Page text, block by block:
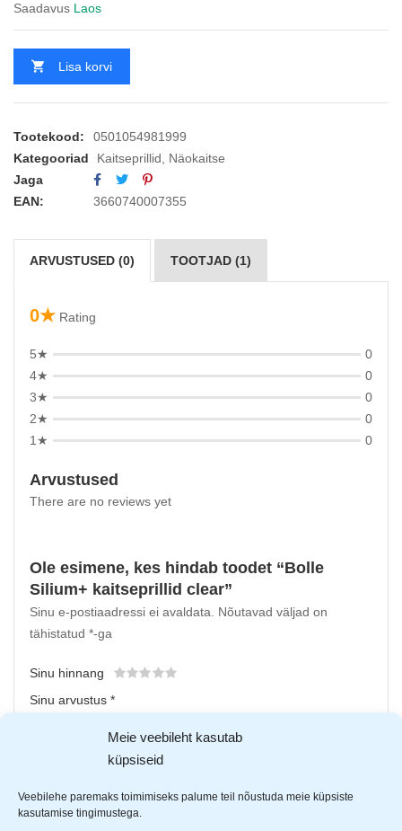
Meie veebileht kasutab
küpsiseid
Veebilehe paremaks toimimiseks palume teil nõustuda meie küpsiste
kasutamise tingimustega.
Saadavus Laos
Lisa korvi
Tootekood:
0501054981999
Kategooriad
Kaitseprillid
Näokaitse
Jaga
EAN:
3660740007355
ARVUSTUSED (0) TOOTJAD (1)
0★ Rating
5★
0
4★
0
3★
0
2★
0
1★
0
Arvustused
There are no reviews yet
Ole esimene, kes hindab toodet “Bolle
Silium+ kaitseprillid clear”
Sinu e-postiaadressi ei avaldata.
Nõutavad väljad on
tähistatud *-ga
Sinu hinnang
Sinu arvustus *